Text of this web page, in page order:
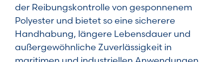
der Reibungskontrolle von gesponnenem
Polyester und bietet so eine sicherere
Handhabung, längere Lebensdauer und
außergewöhnliche Zuverlässigkeit in